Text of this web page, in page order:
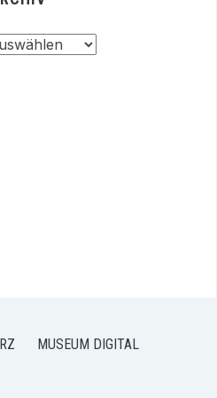
MUSEUM DIGITAL